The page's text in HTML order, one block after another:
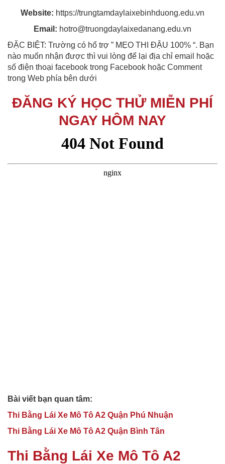
Website: https://trungtamdaylaixebinhduong.edu.vn
Email: hotro@truongdaylaixedanang.edu.vn
ĐẶC BIỆT: Trường có hổ trợ ” MẸO THI ĐẬU 100% “. Bạn
nào muốn nhận được thì vui lòng để lại địa chỉ email hoặc
số điện thoại facebook trong Facebook hoặc Comment
trong Web phía bên dưới
ĐĂNG KÝ HỌC THỬ MIỄN PHÍ
NGAY HÔM NAY
Bài viết bạn quan tâm:
Thi Bằng Lái Xe Mô Tô A2 Quận Phú Nhuận
Thi Bằng Lái Xe Mô Tô A2 Quận Bình Tân
Thi Bằng Lái Xe Mô Tô A2